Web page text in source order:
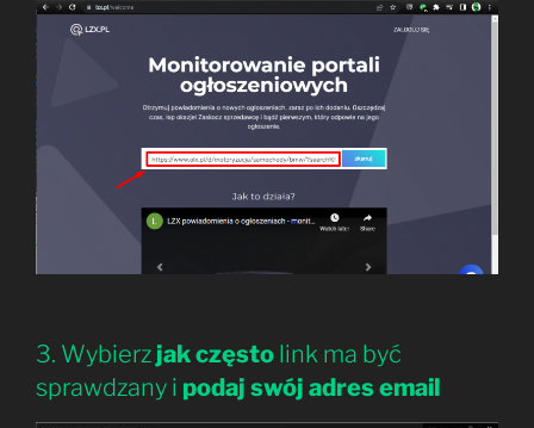
3. Wybierz jak często link ma być
sprawdzany i podaj swój adres email